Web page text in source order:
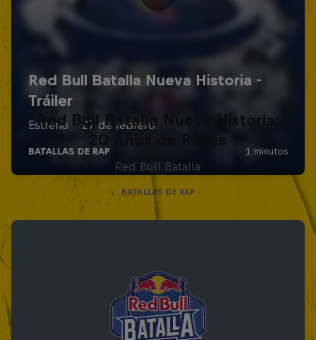
Red Bull Batalla Nueva Historia:
20 Años de Rimas
Red Bull Batalla
BATALLAS DE RAP